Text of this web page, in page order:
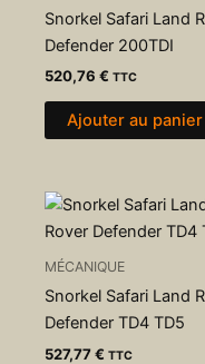
Snorkel Safari Land
Defender 200TDI
520,76 € TTC
Ajouter au panier
MÉCANIQUE
Snorkel Safari Land
Defender TD4 TD5
527,77€ TTC